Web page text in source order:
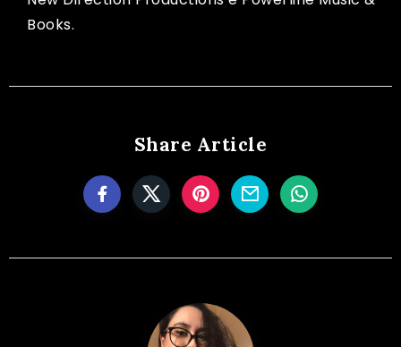
Books.
Share Article